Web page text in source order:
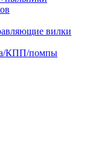
вилки
КПП/помпы